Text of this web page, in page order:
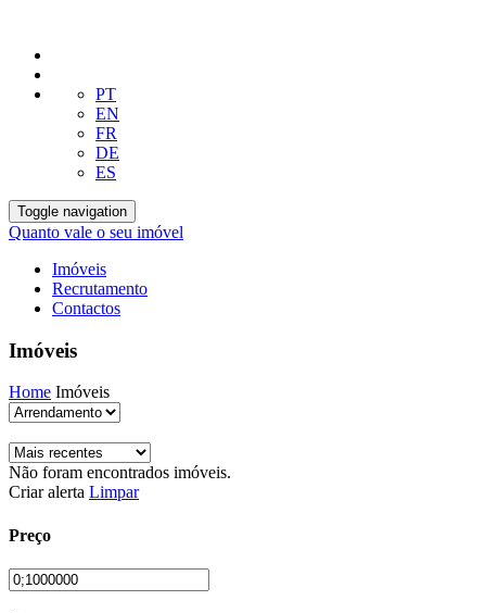
PT
EN
FR
DE
ES
Toggle navigation
Quanto vale o seu imóvel
Imóveis
Recrutamento
Contactos
Imóveis
Home Imóveis
Não foram encontrados imóveis.
Criar alerta Limpar
Preço